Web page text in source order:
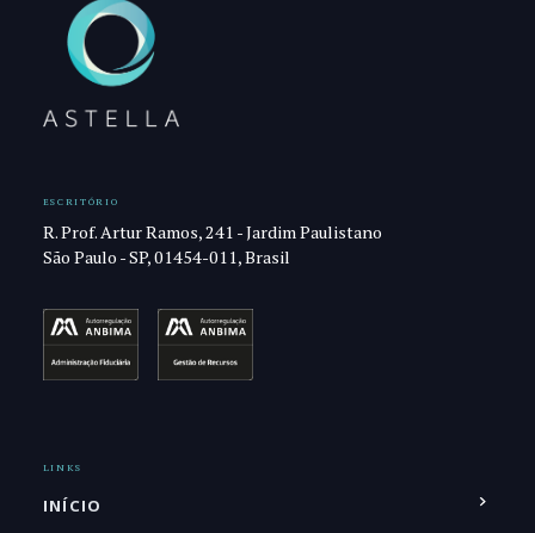
ESCRITÓRIO
R. Prof. Artur Ramos, 241 - Jardim Paulistano
São Paulo - SP, 01454-011, Brasil
LINKS
INÍCIO